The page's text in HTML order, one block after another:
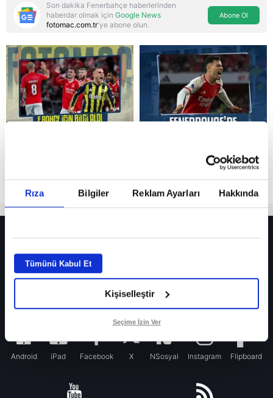
Rıza Bilgiler Reklam Ayarları Hakkında
Tümünü Kabul Et
Kişiselleştir
Seçime İzin Ver
Reddet
Son dakika Fenerbahçe haberlerinden
haberdar olmak için Google News
fotomac.com.tr'ye abone olun.
Abone Ol
Fenerbahçe’de sürpriz ayrılık ihtimali! Devre arasında gelmişti
Fenerbahçe’nin yeni transferi Mason Greenwood için olay sözler!
Galatasaray’da rota yeniden Thiago Almada!
Android iPad Facebook X NSosyal Instagram Flipboard